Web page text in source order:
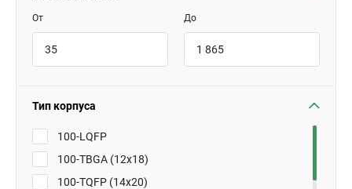
От До
Тип корпуса
100-LQFP
100-TBGA (12x18)
100-TQFP (14x20)